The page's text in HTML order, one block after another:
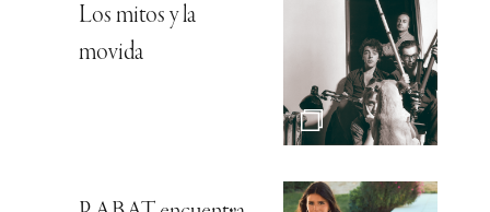
Los mitos y la
movida